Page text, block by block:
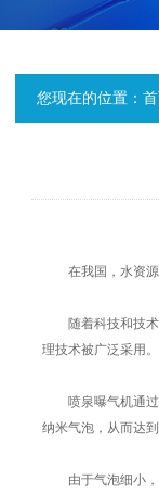
您现在的位置：
在我国，水资源
随着科技和技术
理技术被广泛采用。
喷泉曝气机通过
纳米气泡，从而达
由于气泡细小，